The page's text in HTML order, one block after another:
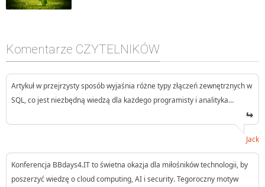
Komentarze CZYTELNIKÓW
Artykuł w przejrzysty sposób wyjaśnia różne typy złączeń zewnętrznych w
SQL, co jest niezbędną wiedzą dla każdego programisty i analityka…
Jack
Konferencja BBdays4.IT to świetna okazja dla miłośników technologii, by
poszerzyć wiedzę o cloud computing, AI i security. Tegoroczny motyw